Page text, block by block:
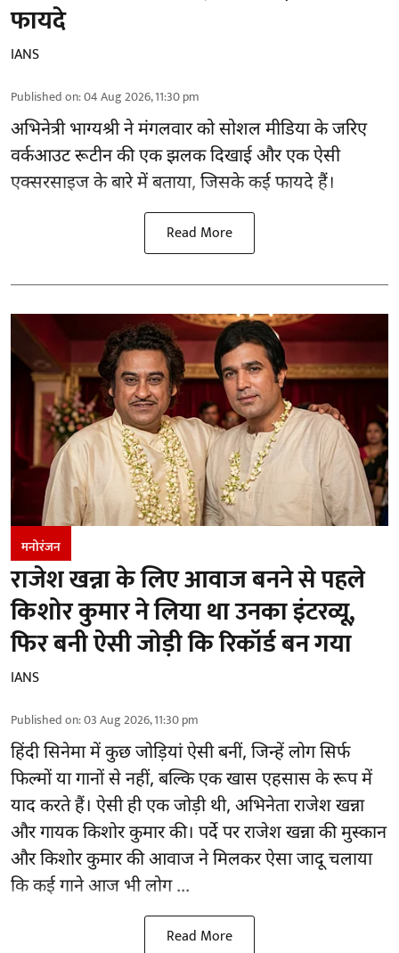
फायदे
IANS
Published on:04 Aug 2026, 11:30 pm
अभिनेत्री भाग्यश्री ने मंगलवार को सोशल मीडिया के जरिए
वर्कआउट रूटीन की एक झलक दिखाई और एक ऐसी
एक्सरसाइज के बारे में बताया, जिसके कई फायदे हैं।
Read More
मनोरंजन
राजेश खन्ना के लिए आवाज बनने से पहले
किशोर कुमार ने लिया था उनका इंटरव्यू,
फिर बनी ऐसी जोड़ी कि रिकॉर्ड बन गया
IANS
Published on:03 Aug 2026, 11:30 pm
हिंदी सिनेमा में कुछ जोड़ियां ऐसी बनीं, जिन्हें लोग सिर्फ
फिल्मों या गानों से नहीं, बल्कि एक खास एहसास के रूप में
याद करते हैं। ऐसी ही एक जोड़ी थी, अभिनेता राजेश खन्ना
और गायक किशोर कुमार की। पर्दे पर राजेश खन्ना की मुस्कान
और किशोर कुमार कीआवाजने मिलकर ऐसा जादू चलाया
कि कई गाने आज भी लोग ...
Read More